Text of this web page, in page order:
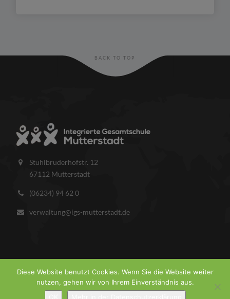
BACK TO TOP
Stuhlbruderhofstr. 12
67112 Mutterstadt
(06234) 94 62 0
verwaltung@igs-mutterstadt.de
COPYRIGHT © 2026 IGS MUTTERSTADT. IMPRESSUM DATENSCHUTZ
Diese Website benutzt Cookies. Wenn Sie die Website weiter
nutzen, gehen wir von Ihrem Einverständnis aus.